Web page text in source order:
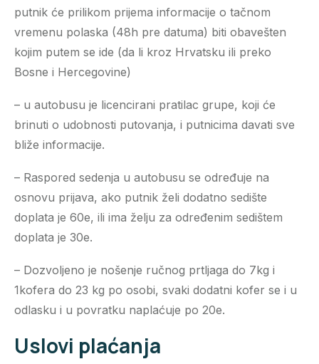
putnik će prilikom prijema informacije o tačnom
vremenu polaska (48h pre datuma) biti obavešten
kojim putem se ide (da li kroz Hrvatsku ili preko
Bosne i Hercegovine)
– u autobusu je licencirani pratilac grupe, koji će
brinuti o udobnosti putovanja, i putnicima davati sve
bliže informacije.
– Raspored sedenja u autobusu se određuje na
osnovu prijava, ako putnik želi dodatno sedište
doplata je 60e, ili ima želju za određenim sedištem
doplata je 30e.
– Dozvoljeno je nošenje ručnog prtljaga do 7kg i
1kofera do 23 kg po osobi, svaki dodatni kofer se i u
odlasku i u povratku naplaćuje po 20e.
Uslovi plaćanja